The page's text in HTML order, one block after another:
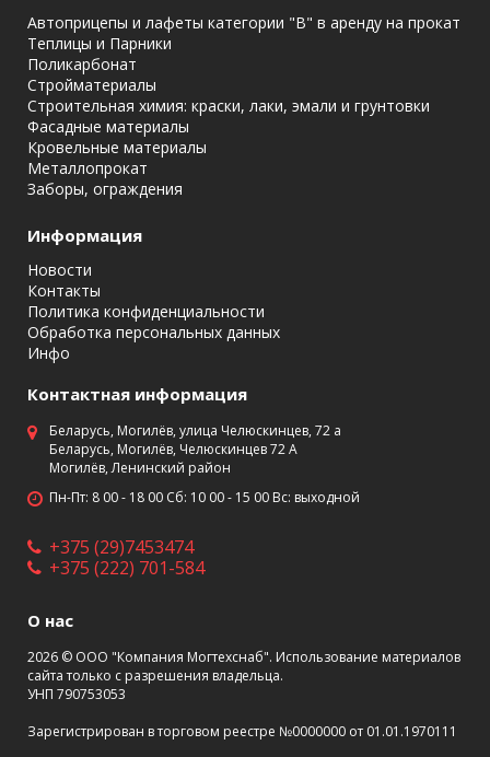
Автоприцепы и лафеты категории "B" в аренду на прокат
Теплицы и Парники
Поликарбонат
Стройматериалы
Строительная химия: краски, лаки, эмали и грунтовки
Фасадные материалы
Кровельные материалы
Металлопрокат
Заборы, ограждения
Информация
Новости
Контакты
Политика конфиденциальности
Обработка персональных данных
Инфо
Контактная информация
Беларусь, Могилёв, улица Челюскинцев, 72 а
Беларусь, Могилёв, Челюскинцев 72 А
Могилёв, Ленинский район
Пн-Пт: 8 00 - 18 00 Сб: 10 00 - 15 00 Вс: выходной
+375 (29)7453474
+375 (222) 701-584
О нас
2026 © ООО "Компания Могтехснаб". Использование материалов
сайта только с разрешения владельца.
УНП 790753053
Зарегистрирован в торговом реестре №0000000 от 01.01.1970111